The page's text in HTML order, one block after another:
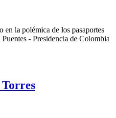
en la polémica de los pasaportes
Puentes - Presidencia de Colombia